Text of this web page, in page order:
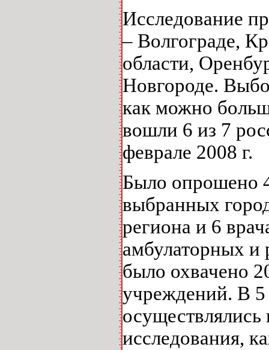
Исследование
‒ Волгограде,
области,
Новгороде.
как можно
вошли 6 из 7
феврале 2008 г.
Было опрошено
выбранных
региона и 6
амбулаторных и
было охвачено
учреждений. В 5
осуществлялись
исследования,